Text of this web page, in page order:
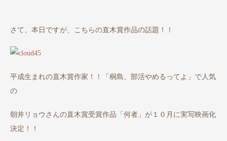
さて、本日ですが、こちらの直木賞作品の話題！！
平成生まれの直木賞作家！！「桐島、部活やめるってよ」で人気
の
朝井リョウさんの直木賞受賞作品「何者」が１０月に実写映画化
決定！！